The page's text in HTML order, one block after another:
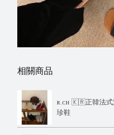
相關商品
ʀ.ᴄʜ 🇰🇷正韓法式
珍鞋